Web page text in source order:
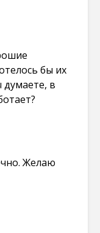
бы их
в
Желаю